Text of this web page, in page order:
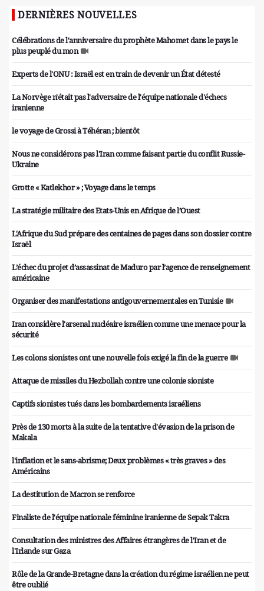
DERNIÈRES NOUVELLES
Célébrations de l'anniversaire du prophète Mahomet dans le pays le
plus peuplé du mon
Experts de l'ONU : Israël est en train de devenir un État détesté
La Norvège n'était pas l'adversaire de l'équipe nationale d'échecs
iranienne
le voyage de Grossi à Téhéran ; bientôt
Nous ne considérons pas l'Iran comme faisant partie du conflit Russie-
Ukraine
Grotte « Katlekhor » ; Voyage dans le temps
La stratégie militaire des Etats-Unis en Afrique de l’Ouest
L'Afrique du Sud prépare des centaines de pages dans son dossier contre
Israël
L’échec du projet d’assassinat de Maduro par l’agence de renseignement
américaine
Organiser des manifestations antigouvernementales en Tunisie
Iran considère l'arsenal nucléaire israélien comme une menace pour la
sécurité
Les colons sionistes ont une nouvelle fois exigé la fin de la guerre
Attaque de missiles du Hezbollah contre une colonie sioniste
Captifs sionistes tués dans les bombardements israéliens
Près de 130 morts à la suite de la tentative d'évasion de la prison de
Makala
l'inflation et le sans-abrisme; Deux problèmes « très graves » des
Américains
La destitution de Macron se renforce
Finaliste de l'équipe nationale féminine iranienne de Sepak Takra
Consultation des ministres des Affaires étrangères de l'Iran et de
l'Irlande sur Gaza
Rôle de la Grande-Bretagne dans la création du régime israélien ne peut
être oublié